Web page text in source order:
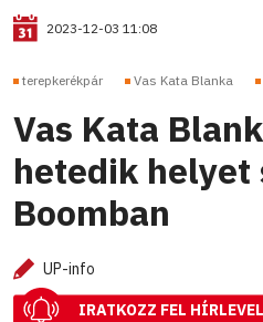
2023-12-03 11:08
terepkerékpár Vas Kata Blanka
Vas Kata
hetedik helyet
Boomban
UP-info
IRATKOZZ FEL